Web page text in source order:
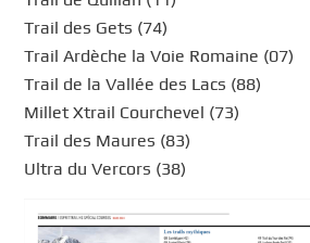
Trail des Gets (74)
Trail Ardèche la Voie Romaine (07)
Trail de la Vallée des Lacs (88)
Millet Xtrail Courchevel (73)
Trail des Maures (83)
Ultra du Vercors (38)